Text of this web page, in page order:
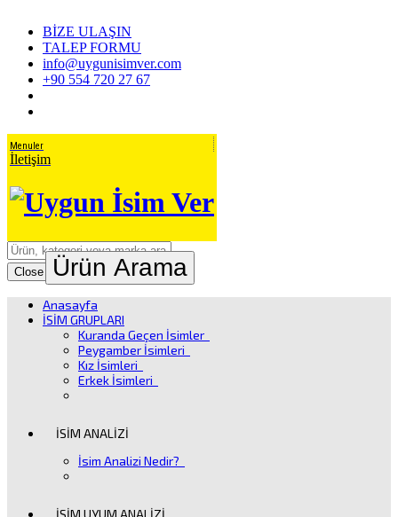
BİZE ULAŞIN
TALEP FORMU
info@uygunisimver.com
+90 554 720 27 67
Menuler
İletişim
Close Ürün Arama
Anasayfa
İSİM GRUPLARI
Kuranda Geçen İsimler
Peygamber İsimleri
Kız İsimleri
Erkek İsimleri
İSİM ANALİZİ
İsim Analizi Nedir?
İSİM UYUM ANALİZİ